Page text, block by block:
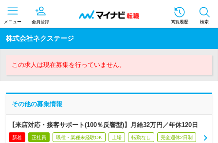
メニュー 会員登録 閲覧履歴 検索
株式会社ネクステージ
この求人は現在募集を行っていません。
その他の募集情報
【来店対応・接客サポート(100％反響型)】月給32万円／年休120日
新着 正社員 職種・業種未経験OK 上場 転勤なし 完全週休2日制